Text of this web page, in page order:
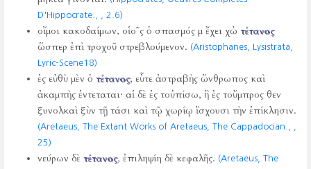
D'Hippocrate.,
, 2.6)
οἴμοι κακοδαίμων, οἱο῀ς ὁ σπασμός μ ἔχει χὠτέτανος
ὥσπερ ἐπὶ τροχοῦ στρεβλούμενον. (Aristophanes, Lysistrata,
Lyric-Scene18)
ἐς εὐθὺ μὲν ὁτέτανος, εὖτε ἀστραβὴς ὥνθρωπος καὶ
ἀκαμπὴς ἐντεταται· αἱ δὲ ἐς τοὐπίσω, ἢ ἐς τοὔμπρος θεν
ξυνολκαὶ ξὺν τῇ τάσι καὶ τῷ χωρίῳ ἴσχουσι τὴν ἐπίκλησιν.
(Aretaeus, The Extant Works of Aretaeus, The Cappadocian.,
25)
νεύρων δὲτέτανος, ἐπιληψίη δὲ κεφαλῆς. (Aretaeus, The